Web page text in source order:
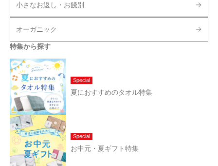
小さなお返し・お餞別
オーガニック
特集から探す
Special
夏におすすめのタオル特集
Special
お中元・夏ギフト特集